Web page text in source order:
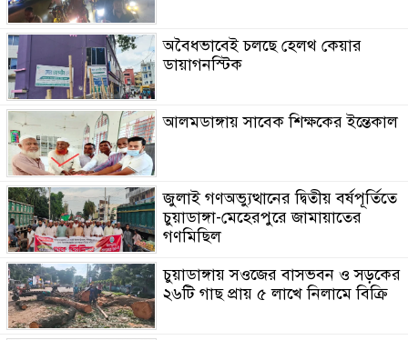
অবৈধভাবেই চলছে হেলথ কেয়ার
ডায়াগনস্টিক
আলমডাঙ্গায় সাবেক শিক্ষকের ইন্তেকাল
জুলাই গণঅভ্যুত্থানের দ্বিতীয় বর্ষপূর্তিতে
চুয়াডাঙ্গা-মেহেরপুরে জামায়াতের
গণমিছিল
চুয়াডাঙ্গায় সওজের বাসভবন ও সড়কের
২৬টি গাছ প্রায় ৫ লাখে নিলামে বিক্রি